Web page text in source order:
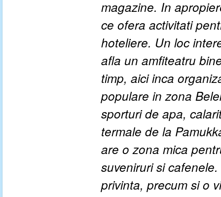
magazine. In
ce ofera activitati
hoteliere. Un loc
afla un amfiteatru
timp, aici inca
populare in zona
sporturi de apa,
termale de la
are o zona mica
suveniruri si
privinta, precum si o